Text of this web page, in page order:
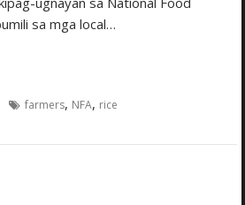
sa mga local…
farmers, NFA, rice